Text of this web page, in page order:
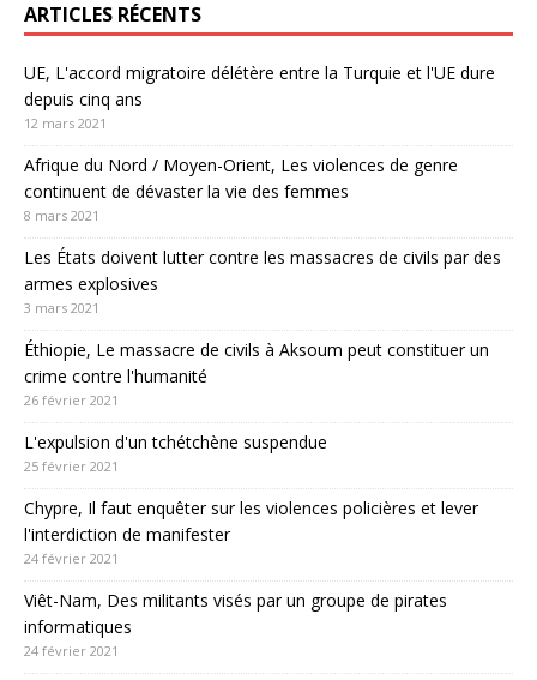
ARTICLES RÉCENTS
UE, L'accord migratoire délétère entre la Turquie et l'UE dure
depuis cinq ans
12 mars 2021
Afrique du Nord / Moyen-Orient, Les violences de genre
continuent de dévaster la vie des femmes
8 mars 2021
Les États doivent lutter contre les massacres de civils par des
armes explosives
3 mars 2021
Éthiopie, Le massacre de civils à Aksoum peut constituer un
crime contre l'humanité
26 février 2021
L'expulsion d'un tchétchène suspendue
25 février 2021
Chypre, Il faut enquêter sur les violences policières et lever
l'interdiction de manifester
24 février 2021
Viêt-Nam, Des militants visés par un groupe de pirates
informatiques
24 février 2021